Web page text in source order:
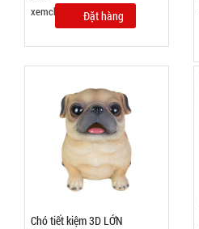
Đặt hàng
Chó tiết kiệm 3D LỚN